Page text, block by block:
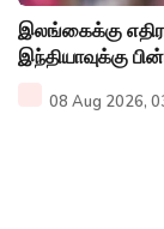
இலங்கைக்கு
இந்தியாவுக்கு
08 Aug 2026,